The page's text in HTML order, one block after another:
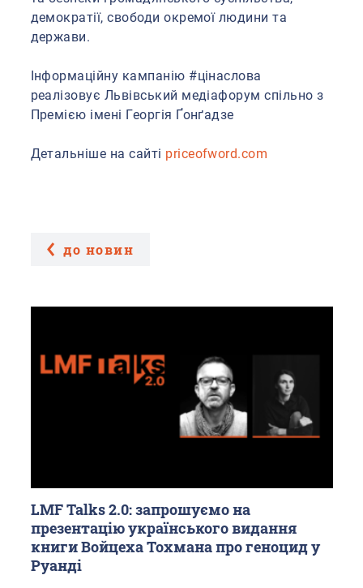
демократії, свободи окремої людини та
держави.
Інформаційну кампанію #цінаслова
реалізовує Львівський медіафорум спільно з
Премією імені Георгія Ґонґадзе
Детальніше на сайті priceofword.com
до новин
LMF Talks 2.0: запрошуємо на
презентацію українського видання
книги Войцеха Тохмана про геноцид у
Руанді